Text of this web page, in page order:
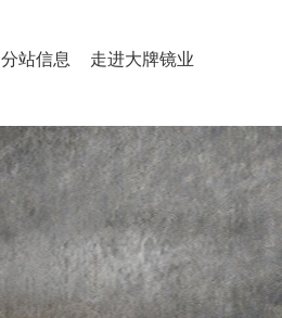
分站信息 走进大牌镜业